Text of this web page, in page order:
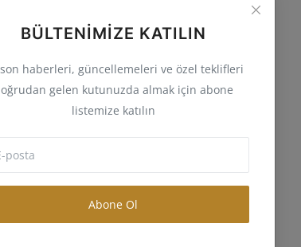
BÜLTENIMIZE KATILIN
haberleri, güncellemeleri ve özel teklifleri
gelen kutunuzda almak için abone
listemize katılın
Abone Ol
Altyapı
Finans ve